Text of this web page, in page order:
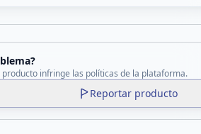
infringe las políticas de la plataforma.
Reportar producto